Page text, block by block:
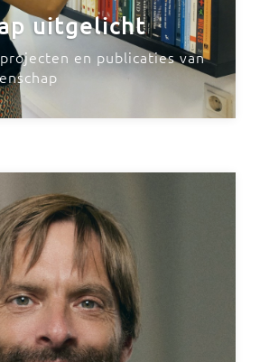
uitgelicht
en publicaties van